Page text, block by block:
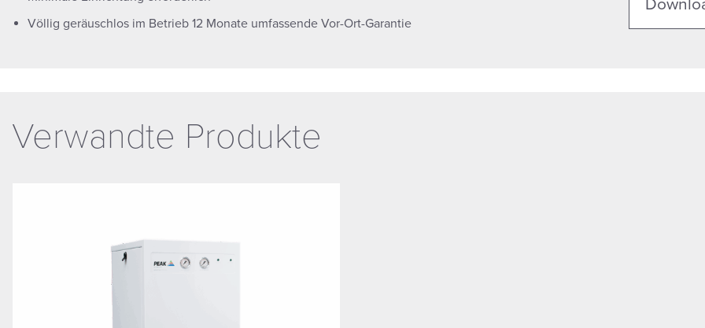
Völlig geräuschlos im Betrieb 12 Monate umfassende Vor-Ort-Garantie
Verwandte Produkte